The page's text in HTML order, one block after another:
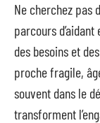
Ne cherchez pas
parcours
des besoins et
proche fragile,
souvent dans le
transforment